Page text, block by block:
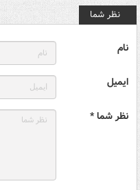
نظر شما
نام
ایمیل
نظر شما *